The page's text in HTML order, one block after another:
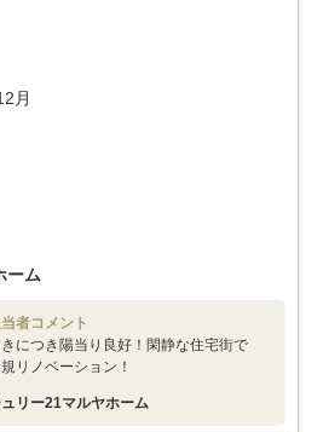
月
ーム
者コメント
につき陽当り良好！閑静な住宅街で
リノベーション！
リー21マルヤホーム